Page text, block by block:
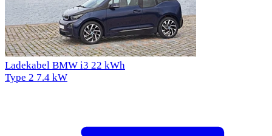
Ladekabel BMW i3 22 kWh
Type 2 7.4 kW